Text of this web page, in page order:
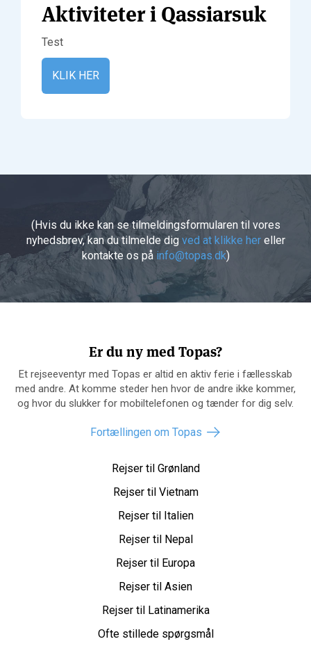
Aktiviteter i Qassiarsuk
Test
KLIK HER
(Hvis du ikke kan se tilmeldingsformularen til vores
nyhedsbrev, kan du tilmelde dig ved at klikke hereller
kontakte os på info@topas.dk)
Er du ny med Topas?
Et rejseeventyr med Topas er altid en aktiv ferie i fællesskab
med andre. At komme steder hen hvor de andre ikke kommer,
og hvor du slukker for mobiltelefonen og tænder for dig selv.
Fortællingen om Topas
Rejser til Grønland
Rejser til Vietnam
Rejser til Italien
Rejser til Nepal
Rejser til Europa
Rejser til Asien
Rejser til Latinamerika
Ofte stillede spørgsmål